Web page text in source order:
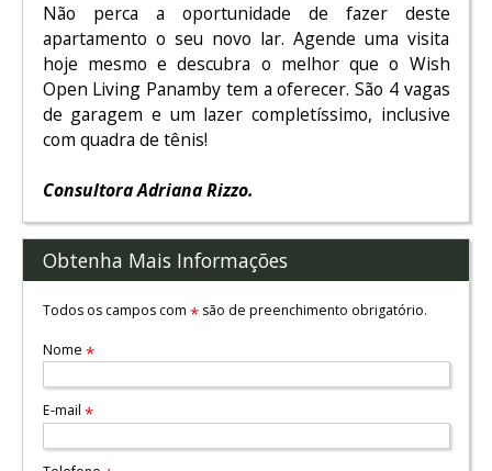
Não perca a oportunidade de fazer deste
apartamento o seu novo lar. Agende uma visita
hoje mesmo e descubra o melhor que o Wish
Open Living Panamby tem a oferecer. São 4 vagas
de garagem e um lazer completíssimo, inclusive
com quadra de tênis!
Consultora Adriana Rizzo.
Obtenha Mais Informações
Todos os campos com *são de preenchimento obrigatório.
Nome *
E-mail *